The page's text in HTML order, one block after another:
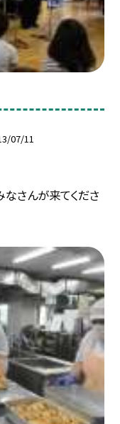
07/11
なさんが来てくださ